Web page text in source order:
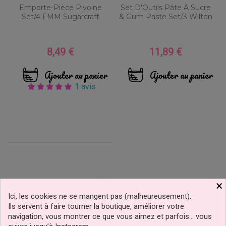
Emporte-Pièce Pivoine
Set/4 FMM Sugarcraft
Prix
8,49 €
Ajouter au panier
1 avis
Set D'Outils Pâte À Sucre
& Gum Paste Set/3 Wilton
Prix
11,89 €
Ajouter au panier
×
Ici, les cookies ne se mangent pas (malheureusement).
Ils servent à faire tourner la boutique, améliorer votre
navigation, vous montrer ce que vous aimez et parfois… vous